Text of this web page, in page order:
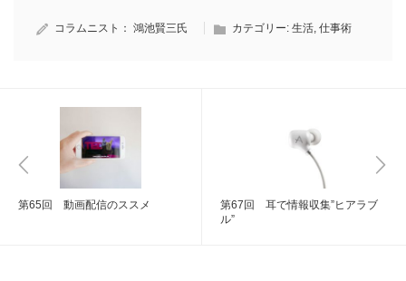
コラムニスト： 鴻池賢三氏 カテゴリー: 生活, 仕事術
第65回 動画配信のススメ
第67回 耳で情報収集”ヒアラブ
ル”